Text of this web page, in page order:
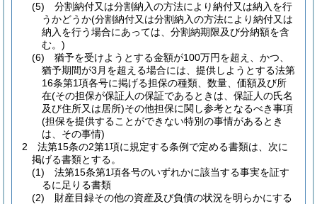
(5)
分割納付又は分割納入の方法により納付又は納入を行
うかどうか(分割納付又は分割納入の方法により納付又は
納入を行う場合にあっては、分割納期限及び分納額を含
む。)
(6)
猶予を受けようとする金額が100万円を超え、かつ、
猶予期間が3月を超える場合には、提供しようとする法第
16条第1項各号に掲げる担保の種類、数量、価額及び所
在(その担保が保証人の保証であるときは、保証人の氏名
及び住所又は居所)その他担保に関し参考となるべき事項
(担保を提供することができない特別の事情があるとき
は、その事情)
2
法第15条の2第1項に規定する条例で定める書類は、次に
掲げる書類とする。
(1)
法第15条第1項各号のいずれかに該当する事実を証す
るに足りる書類
(2)
財産目録その他の資産及び負債の状況を明らかにする